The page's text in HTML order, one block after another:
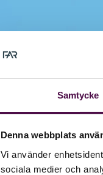
Samtycke
Denna webbplats
Vi använder
sociala medier och